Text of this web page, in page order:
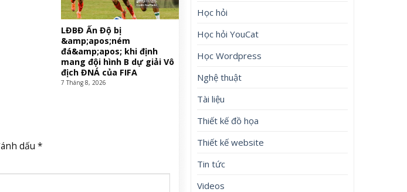
LĐBĐ Ấn Độ bị
&amp;apos;ném
đá&amp;apos; khi định
mang đội hình B dự giải Vô
địch ĐNÁ của FIFA
7 Tháng 8, 2026
dấu *
Học hỏi
Học hỏi YouCat
Học Wordpress
Nghệ thuật
Tài liệu
Thiết kế đồ họa
Thiết kế website
Tin tức
Videos